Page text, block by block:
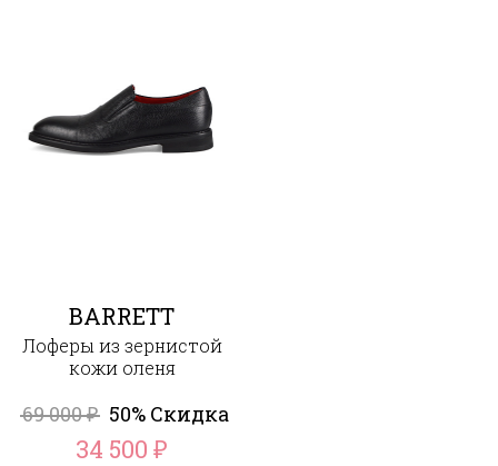
BARRETT
Лоферы из зернистой
кожи оленя
69 000₽ 50% Скидка
34 500₽